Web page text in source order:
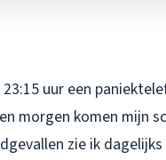
uur een
morgen komen mijn
zie ik